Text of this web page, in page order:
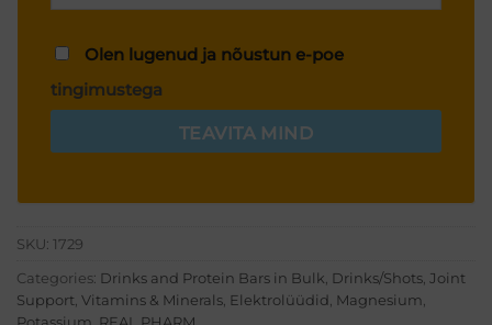
Olen lugenud ja nõustun e-poe
tingimustega
TEAVITA MIND
SKU: 1729
Categories: Drinks and Protein Bars in Bulk Drinks/Shots Joint
Support Vitamins & Minerals Elektrolüüdid Magnesium